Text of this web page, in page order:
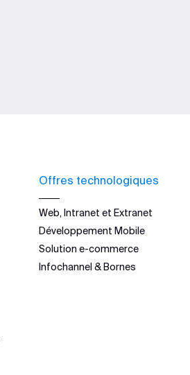
Offres technologiques
Web, Intranet et Extranet
Développement Mobile
Solution e-commerce
Infochannel & Bornes